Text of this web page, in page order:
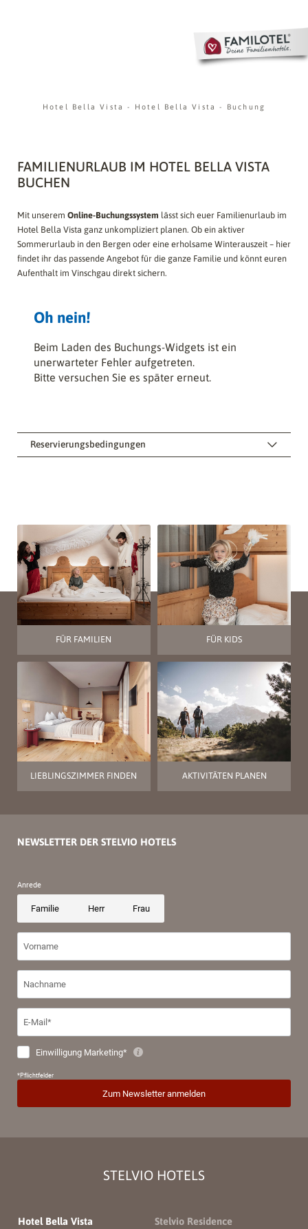
Hotel Bella Vista- Hotel Bella Vista- Buchung
FAMILIENURLAUB IM HOTEL BELLA VISTA
BUCHEN
Mit unserem Online-Buchungssystem lässt sich euer Familienurlaub im
Hotel Bella Vista ganz unkompliziert planen. Ob ein aktiver
Sommerurlaub in den Bergen oder eine erholsame Winterauszeit – hier
findet ihr das passende Angebot für die ganze Familie und könnt euren
Aufenthalt im Vinschgau direkt sichern.
Oh nein!
Beim Laden des Buchungs-Widgets ist ein
unerwarteter Fehler aufgetreten.
Bitte versuchen Sie es später erneut.
Reservierungsbedingungen
FÜR FAMILIEN FÜR KIDS
LIEBLINGSZIMMER FINDEN AKTIVITÄTEN PLANEN
STELVIO HOTELS
Hotel Bella Vista Stelvio Residence
NEWSLETTER DER STELVIO HOTELS